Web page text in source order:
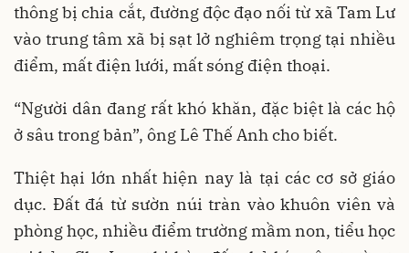
thông bị chia cắt, đường độc đạo nối từ xã Tam Lư
vào trung tâm xã bị sạt lở nghiêm trọng tại nhiều
điểm, mất điện lưới, mất sóng điện thoại.
“Người dân đang rất khó khăn, đặc biệt là các hộ
ở sâu trong bản”, ông Lê Thế Anh cho biết.
Thiệt hại lớn nhất hiện nay là tại các cơ sở giáo
dục. Đất đá từ sườn núi tràn vào khuôn viên và
phòng học, nhiều điểm trường mầm non, tiểu học